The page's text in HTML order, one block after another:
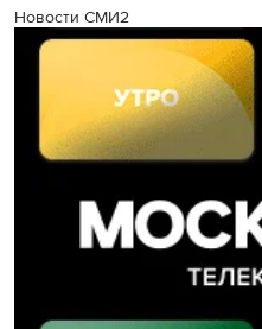
Новости СМИ2